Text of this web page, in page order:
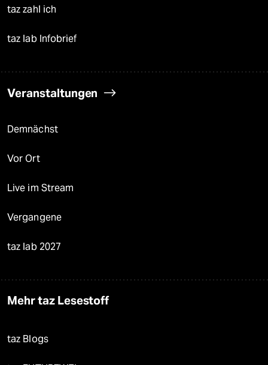
taz zahl ich
taz lab Infobrief
Veranstaltungen
Demnächst
Vor Ort
Live im Stream
Vergangene
taz lab 2027
Mehr taz Lesestoff
taz Blogs